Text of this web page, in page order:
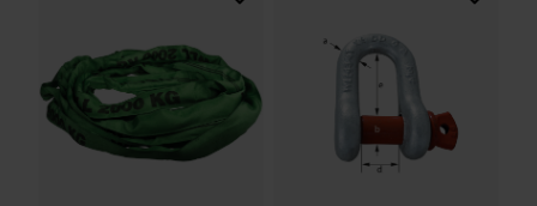
Kontaktaufnahme per Chat
Marketing Cookies